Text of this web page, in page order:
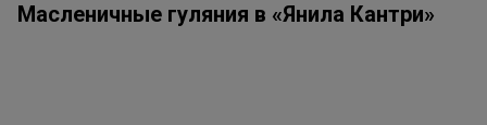
Масленичные гуляния в «Янила Кантри»